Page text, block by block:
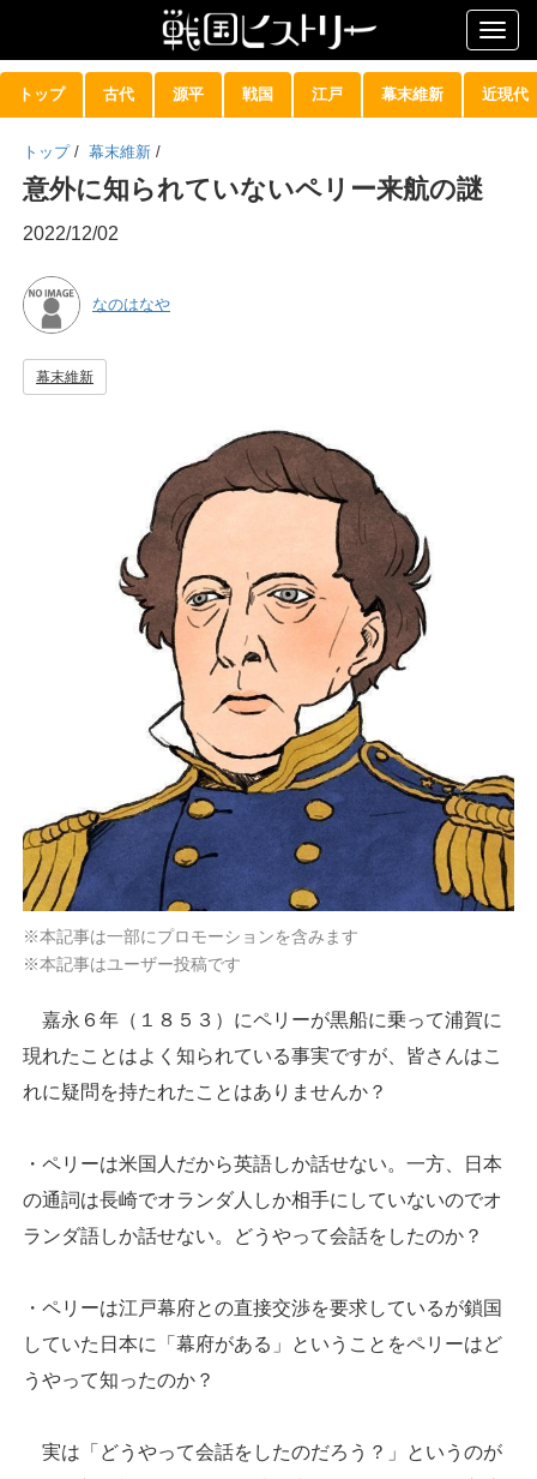
トップ 古代 源平 戦国 江戸 幕末維新 近現代
トップ / 幕末維新 /
意外に知られていないペリー来航の謎
2022/12/02
なのはなや
幕末維新
※本記事は一部にプロモーションを含みます
※本記事はユーザー投稿です
嘉永６年（１８５３）にペリーが黒船に乗って浦賀に
現れたことはよく知られている事実ですが、皆さんはこ
れに疑問を持たれたことはありませんか？
・ペリーは米国人だから英語しか話せない。一方、日本
の通詞は長崎でオランダ人しか相手にしていないのでオ
ランダ語しか話せない。どうやって会話をしたのか？
・ペリーは江戸幕府との直接交渉を要求しているが鎖国
していた日本に「幕府がある」ということをペリーはど
うやって知ったのか？
実は「どうやって会話をしたのだろう？」というのが